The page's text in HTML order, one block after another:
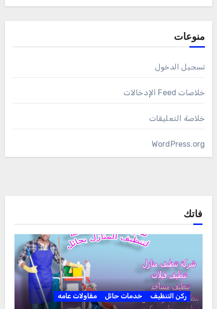
منوعات
تسجيل الدخول
خلاصات Feed الإدخالات
خلاصة التعليقات
WordPress.org
فاتك
ركن التنظيف خدمات حائل مقاولات عامه